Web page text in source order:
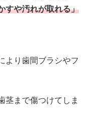
すや汚れが取れる」
より歯間ブラシやフ
茎まで傷つけてしま